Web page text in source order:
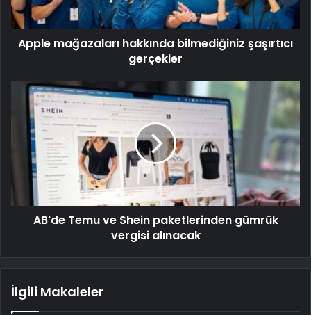
Apple mağazaları hakkında bilmediğiniz şaşırtıcı
gerçekler
AB'de Temu ve Shein paketlerinden gümrük
vergisi alınacak
İlgili Makaleler